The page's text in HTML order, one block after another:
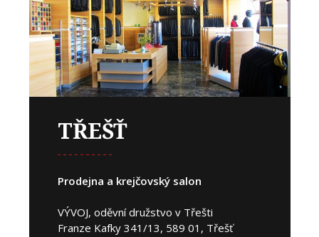
TŘEŠŤ
Prodejna a krejčovský salon
VÝVOJ, oděvní družstvo v Třešti
Franze Kafky 341/13, 589 01, Třešť